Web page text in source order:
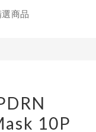
選商品
10P